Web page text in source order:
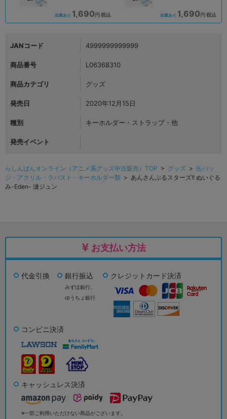
在庫あり 1,690円 税込 在庫あり 1,690円 税込
JANコード 4999999999999
商品番号 L06368310
商品カテゴリ グッズ
発売日 2020年12月15日
種別 キーホルダー・ストラップ・他
発売イベント
らしんばんオンライン（アニメ系グッズ中古販売）TOP > グッズ > 缶バッ
ジ・アクリル・ラバスト・キーホルダー類 > あんさんぶるスターズ!! ぬいぐる
み-Eden- 漣ジュン
お支払い方法
代金引換 銀行振込
みずほ銀行、
ゆうちょ銀行
クレジットカード決済
コンビニ決済
キャッシュレス決済
※一部ご利用いただけない商品がございます。